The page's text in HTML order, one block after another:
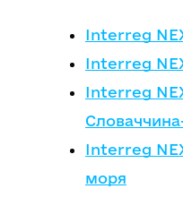
Interreg
Interreg
Interreg
Interreg
моря